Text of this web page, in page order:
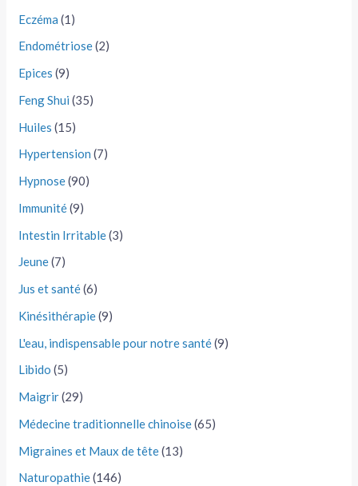
Eczéma (1)
Endométriose(2)
Epices (9)
Feng Shui (35)
Huiles (15)
Hypertension (7)
Hypnose(90)
Immunité(9)
Intestin Irritable(3)
Jeune(7)
Jus et santé(6)
Kinésithérapie(9)
L'eau, indispensable pour notre santé(9)
Libido (5)
Maigrir(29)
Médecine traditionnelle chinoise(65)
Migraines et Maux de tête(13)
Naturopathie(146)